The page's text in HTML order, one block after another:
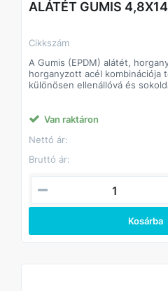
ALÁTÉT GUMIS
Cikkszám
A Gumis (EPDM) alátét,
horganyzott acél kombinációja
különösen ellenállóvá és
Anyag: EPDM gumi és
Van raktáron
Nettó ár:
Bruttó ár:
Kosárba